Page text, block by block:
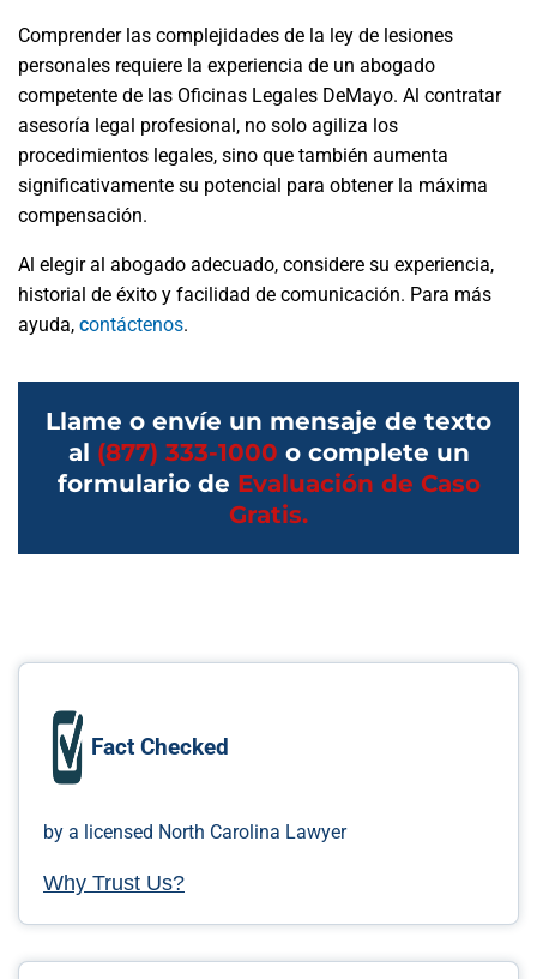
Comprender las complejidades de la ley de lesiones
personales requiere la experiencia de un abogado
competente de las Oficinas Legales DeMayo. Al contratar
asesoría legal profesional, no solo agiliza los
procedimientos legales, sino que también aumenta
significativamente su potencial para obtener la máxima
compensación.
Al elegir al abogado adecuado, considere su experiencia,
historial de éxito y facilidad de comunicación. Para más
ayuda, contáctenos.
Llame o envíe un mensaje de texto
al (877) 333-1000 o complete un
formulario de Evaluación de Caso
Gratis.
Fact Checked
by a licensed North Carolina Lawyer
Why Trust Us?